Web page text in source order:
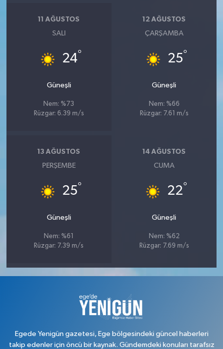
11 AĞUSTOS
SALI
24°
Güneşli
Nem: %73
Rüzgar: 6.39 m/s
12 AĞUSTOS
ÇARŞAMBA
25°
Güneşli
Nem: %66
Rüzgar: 7.61 m/s
13 AĞUSTOS
PERŞEMBE
25°
Güneşli
Nem: %61
Rüzgar: 7.39 m/s
14 AĞUSTOS
CUMA
22°
Güneşli
Nem: %62
Rüzgar: 7.69 m/s
Egede Yenigün gazetesi, Ege bölgesindeki güncel haberleri
takip edenler için öncü bir kaynak. Gündemdeki konuları tarafsız